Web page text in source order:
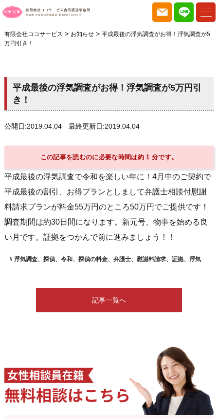
有限会社ココサービス > お知らせ> 平成最後の浮気調査がお得！浮気調査が5
万円引き！
平成最後の浮気調査がお得！浮気調査が5万円引
き！
公開日:2019.04.04 最終更新日:2019.04.04
この記事を読むのに必要な時間は約 1 分です。
平成最後の浮気調査で令和を楽しい年に！4月中のご契約で
平成最後の割引、お得プランとしまして弁護士相談付慰謝
料請求プランが料金55万円のところ50万円でご提供です！
調査期間は約30日間になります。新元号、物事を始める良
い月です。証拠をつかんで前に進みましょう！！
浮気調査、探偵、令和、探偵の料金、弁護士、慰謝料請求、証拠、浮気
記事一覧へ